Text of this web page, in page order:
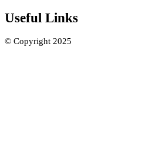
Useful Links
© Copyright 2025